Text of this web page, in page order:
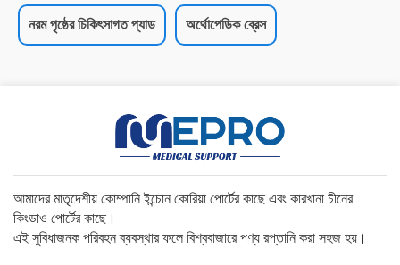
নরম পৃষ্ঠের চিকিৎসাগত প্যাড অর্থোপেডিক ব্রেস
আমাদের মাতৃদেশীয় কোম্পানি ইন্চোন কোরিয়া পোর্টের কাছে এবং কারখানা চীনের
কিংডাও পোর্টের কাছে।
এই সুবিধাজনক পরিবহন ব্যবস্থার ফলে বিশ্ববাজারে পণ্য রপ্তানি করা সহজ হয়।